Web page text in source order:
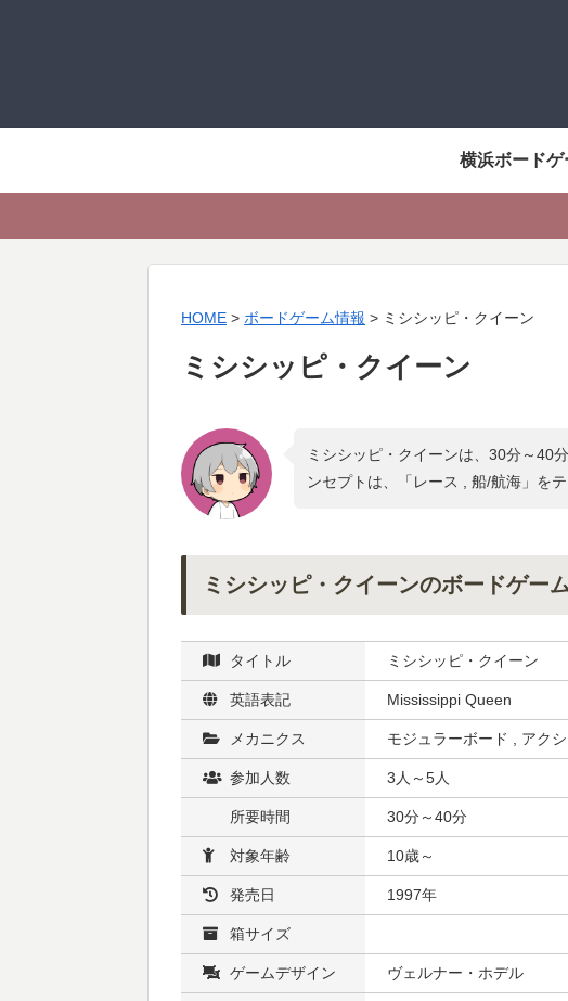
横浜ボードゲ
HOME > ボードゲーム情報 > ミシシッピ・クイーン
ミシシッピ・クイーン
ミシシッピ・クイーンは、30分～40
ンセプトは、「レース , 船/航海 」を
ミシシッピ・クイーンのボードゲー
タイトル ミシシッピ・クイーン
英語表記 Mississippi Queen
メカニクス モジュラーボード , アク
参加人数 3人～5人
所要時間 30分～40分
対象年齢 10歳～
発売日 1997年
箱サイズ
ゲームデザイン ヴェルナー・ホデル